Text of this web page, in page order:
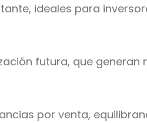
ideales para
futura, que generan
por venta,